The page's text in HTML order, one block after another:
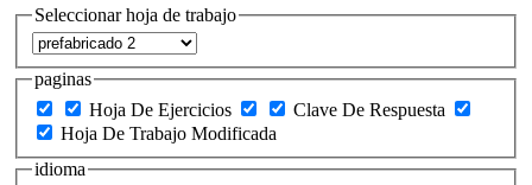
Seleccionar hoja de trabajo
paginas
Hoja De Ejercicios
Clave De Respuesta
Hoja De Trabajo Modificada
idioma